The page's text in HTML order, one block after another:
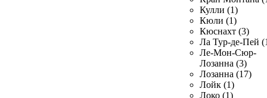
Кулли (1)
Кюли (1)
Кюснахт (3)
Ла Тур-де-Пей
Ле-Мон-Сюр-
Лозанна (3)
Лозанна (17)
Лойк (1)
Локо (1)